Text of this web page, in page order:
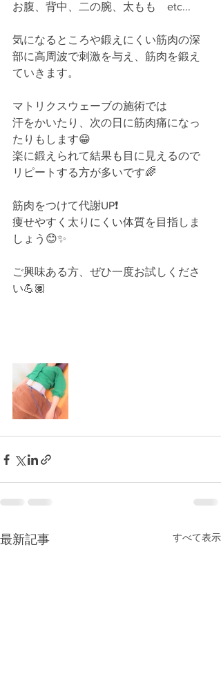
お腹、背中、二の腕、太もも　etc...﻿
気になるところや鍛えにくい筋肉の深
部に高周波で刺激を与え、筋肉を鍛え
ていきます。﻿
マトリクスウェーブの施術では﻿
汗をかいたり、次の日に筋肉痛になっ
たりもします😁﻿
楽に鍛えられて結果も目に見えるので
リピートする方が多いです🌈﻿
筋肉をつけて代謝UP❗️﻿
痩せやすく太りにくい体質を目指しま
しょう😊✨﻿
ご興味ある方、ぜひ一度お試しくださ
い💪🏽﻿
最新記事 すべて表示